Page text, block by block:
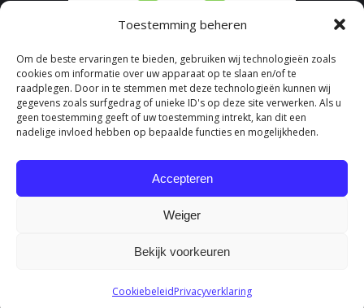
Toestemming beheren
Om de beste ervaringen te bieden, gebruiken wij technologieën zoals
cookies om informatie over uw apparaat op te slaan en/of te
raadplegen. Door in te stemmen met deze technologieën kunnen wij
gegevens zoals surfgedrag of unieke ID's op deze site verwerken. Als u
geen toestemming geeft of uw toestemming intrekt, kan dit een
nadelige invloed hebben op bepaalde functies en mogelijkheden.
Accepteren
Weiger
Bekijk voorkeuren
CookiebeleidPrivacyverklaring